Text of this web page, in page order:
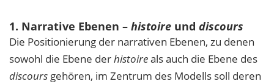
1. Narrative Ebenen – histoire und discours
Die Positionierung der narrativen Ebenen, zu denen
sowohl die Ebene derhistoireals auch die Ebene des
discours gehören, im Zentrum des Modells soll deren